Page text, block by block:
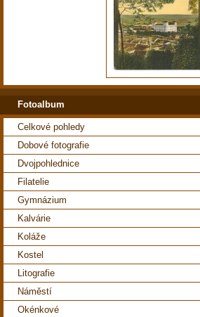
Fotoalbum
Celkové pohledy
Dobové fotografie
Dvojpohlednice
Filatelie
Gymnázium
Kalvárie
Koláže
Kostel
Litografie
Náměstí
Okénkové